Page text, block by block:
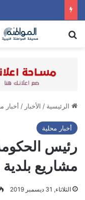
الرئيسية / الأخبار / أخبار
أخبار محلية
رئيس
مشاريع بلدية
الثلاثاء, 31 ديسمبر 2019